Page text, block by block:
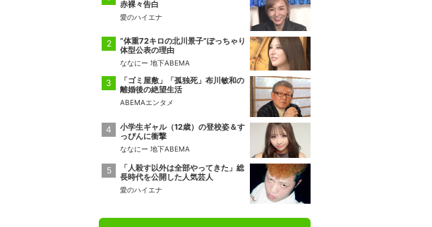
赤裸々告白
愛のハイエナ
“体重72キロの北川景子”ぽっちゃり
体型公表の理由
ななにー 地下ABEMA
「ゴミ屋敷」「孤独死」布川敏和の
離婚後の絶望生活
ABEMAエンタメ
小学生ギャル（12歳）の登校姿＆す
っぴんに衝撃
ななにー 地下ABEMA
「人殺す以外は全部やってきた」総
長時代を公開した人気芸人
愛のハイエナ